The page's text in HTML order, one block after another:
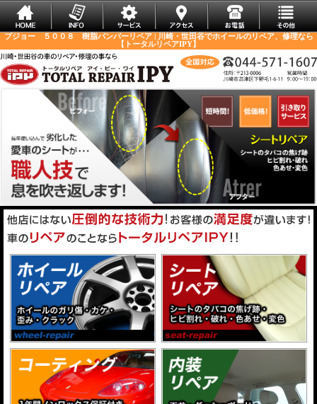
プジョー ５００８ 樹脂バンパーリペア | 川崎・世田谷でホイールのリペア、修理なら
【トータルリペアIPY】